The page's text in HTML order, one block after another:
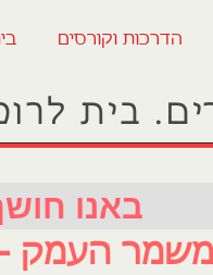
הדרכות וקורסים
בית